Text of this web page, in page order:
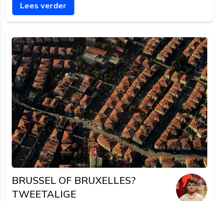
waarom dat je adresformulier beïnvloedt.
Lees verder
BRUSSEL OF BRUXELLES?
TWEETALIGE